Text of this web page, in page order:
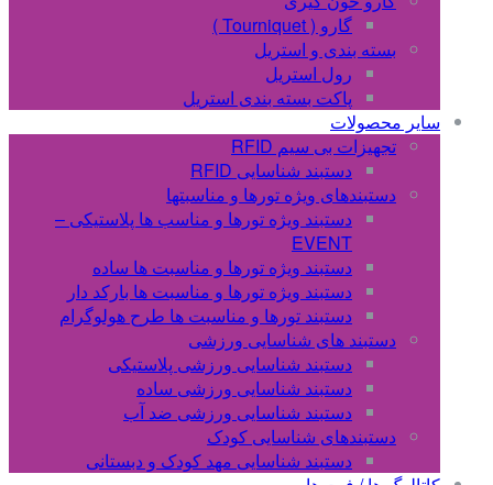
گارو ( Tourniquet )
بسته بندی و استریل
رول استریل
پاکت بسته بندی استریل
سایر محصولات
تجهیزات بی سیم RFID
دستبند شناسایی RFID
دستبندهای ویژه تورها و مناسبتها
دستبند ویژه تورها و مناسب ها پلاستیکی –
EVENT
دستبند ویژه تورها و مناسبت ها ساده
دستبند ویژه تورها و مناسبت ها بارکد دار
دستبند تورها و مناسبت ها طرح هولوگرام
دستبند های شناسایی ورزشی
دستبند شناسایی ورزشی پلاستیکی
دستبند شناسایی ورزشی ساده
دستبند شناسایی ورزشی ضد آب
دستبندهای شناسایی کودک
دستبند شناسایی مهد کودک و دبستانی